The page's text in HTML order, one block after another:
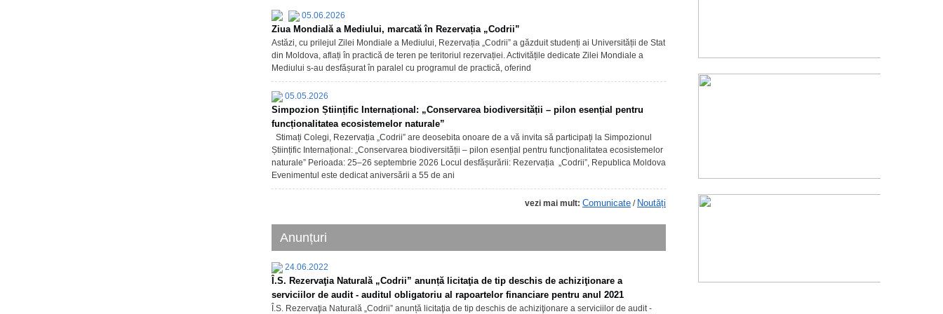
05.06.2026
Ziua Mondială a Mediului, marcată în Rezervația „Codrii”
Astăzi, cu prilejul Zilei Mondiale a Mediului, Rezervația „Codrii” a găzduit studenți ai Universității de Stat
din Moldova, aflați în practică de teren pe teritoriul rezervației. Activitățile dedicate Zilei Mondiale a
Mediului s-au desfășurat în paralel cu programul de practică, oferind
05.05.2026
Simpozion Științific Internațional: „Conservarea biodiversității – pilon esențial pentru
funcționalitatea ecosistemelor naturale”
Stimați Colegi, Rezervația „Codrii” are deosebita onoare de a vă invita să participați la Simpozionul
Științific Internațional: „Conservarea biodiversității – pilon esențial pentru funcționalitatea ecosistemelor
naturale” Perioada: 25–26 septembrie 2026 Locul desfășurării: Rezervația „Codrii”, Republica Moldova
Evenimentul este dedicat aniversării a 55 de ani
vezi mai mult: Comunicate / Noutăți
Anunțuri
24.06.2022
Î.S. Rezervaţia Naturală „Codrii” anunță licitaţia de tip deschis de achiziţionare a
serviciilor de audit - auditul obligatoriu al rapoartelor financiare pentru anul 2021
Î.S. Rezervaţia Naturală „Codrii” anunță licitaţia de tip deschis de achiziţionare a serviciilor de audit -